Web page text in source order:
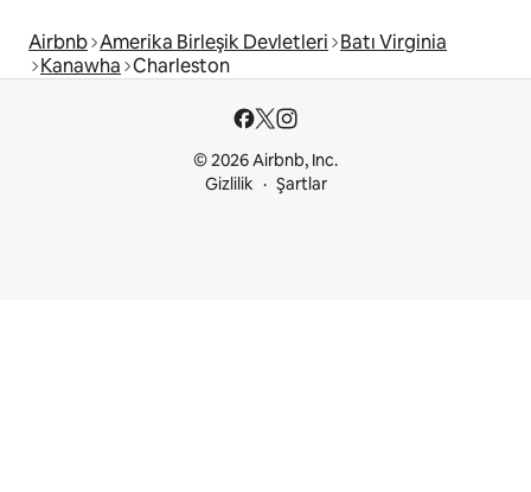
Airbnb Amerika Birleşik Devletleri Batı Virginia
Kanawha Charleston
© 2026 Airbnb, Inc.
Gizlilik
Şartlar